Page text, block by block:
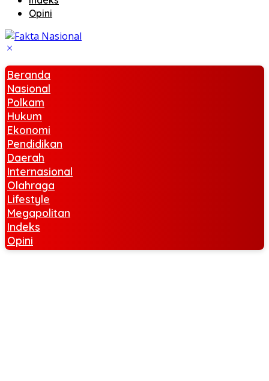
Opini
Beranda
Nasional
Polkam
Hukum
Ekonomi
Pendidikan
Daerah
Internasional
Olahraga
Lifestyle
Megapolitan
Indeks
Opini